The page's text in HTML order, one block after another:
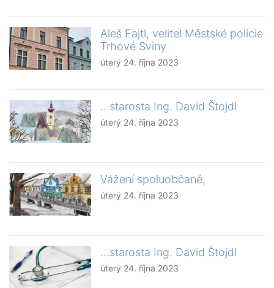
Aleš Fajtl, velitel Městské policie
Trhové Sviny
úterý 24. října 2023
...starosta Ing. David Štojdl
úterý 24. října 2023
Vážení spoluobčané,
úterý 24. října 2023
...starosta Ing. David Štojdl
úterý 24. října 2023